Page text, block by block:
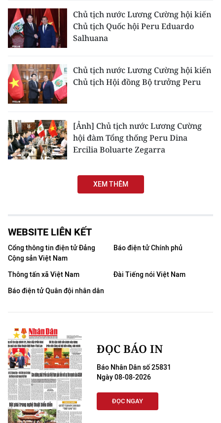
Chủ tịch nước Lương Cường hội kiến
Chủ tịch Quốc hội Peru Eduardo
Salhuana
Chủ tịch nước Lương Cường hội kiến
Chủ tịch Hội đồng Bộ trưởng Peru
[Ảnh] Chủ tịch nước Lương Cường
hội đàm Tổng thống Peru Dina
Ercilia Boluarte Zegarra
XEM THÊM
WEBSITE LIÊN KẾT
Cổng thông tin điện tử Đảng
Cộng sản Việt Nam
Báo điện tử Chính phủ
Thông tấn xã Việt Nam
Đài Tiếng nói Việt Nam
Báo điện tử Quân đội nhân dân
ĐỌC BÁO IN
Báo Nhân Dân số 25831
Ngày 08-08-2026
ĐỌC NGAY